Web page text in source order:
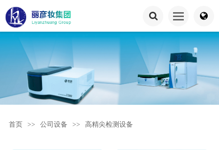
首页 >> 公司设备 >> 高精尖检测设备